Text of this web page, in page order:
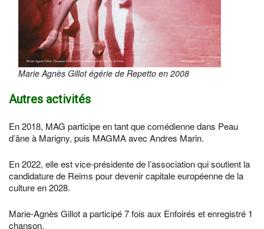
Marie Agnès Gillot égérie de Repetto en 2008
Autres activités
En 2018, MAG participe en tant que comédienne dans Peau
d’âne à Marigny, puis MAGMA avec Andres Marin.
En 2022, elle est vice-présidente de l’association qui soutient la
candidature de Reims pour devenir capitale européenne de la
culture en 2028.
Marie-Agnès Gillot a participé 7 fois aux Enfoirés et enregistré 1
chanson.